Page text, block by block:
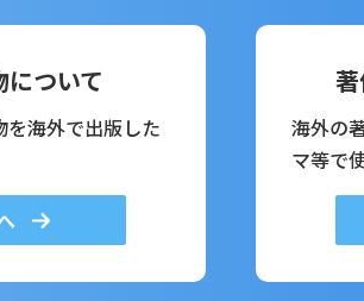
について
を海外で出版した
海外の
マ等で